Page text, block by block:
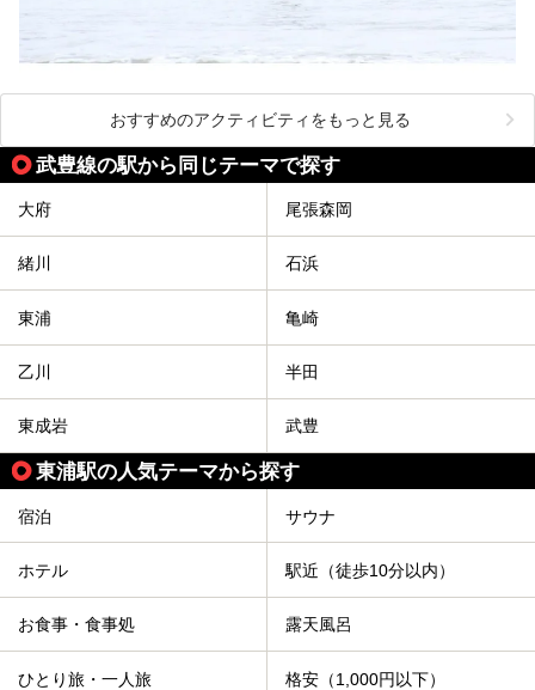
おすすめのアクティビティをもっと見る
武豊線の駅から同じテーマで探す
大府 尾張森岡
緒川 石浜
東浦 亀崎
乙川 半田
東成岩 武豊
東浦駅の人気テーマから探す
宿泊 サウナ
ホテル 駅近（徒歩10分以内）
お食事・食事処 露天風呂
ひとり旅・一人旅 格安（1,000円以下）